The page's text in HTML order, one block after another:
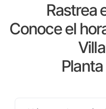
Rastrea
Conoce el